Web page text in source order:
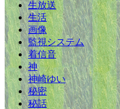
生放送
生活
画像
監視システム
着信音
神
神崎ゆい
秘密
秘話